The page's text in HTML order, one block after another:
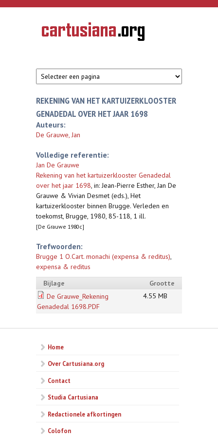
Overslaan en naar de inhoud gaan
CARTUSIANA
Geschiedenis
van de
REKENING VAN HET KARTUIZERKLOOSTER
GENADEDAL OVER HET JAAR 1698
Auteurs:
De Grauwe, Jan
Volledige referentie:
Jan De Grauwe
Rekening van het kartuizerklooster Genadedal
over het jaar 1698, in: Jean-Pierre Esther, Jan De
Grauwe & Vivian Desmet (eds.), Het
kartuizerklooster binnen Brugge. Verleden en
toekomst, Brugge, 1980, 85-118, 1 ill.
[De Grauwe 1980c]
Trefwoorden:
Brugge 1 O.Cart. monachi (expensa & reditus),
expensa & reditus
Bijlage
Grootte
De Grauwe_Rekening
Genadedal 1698.PDF
4.55 MB
Home
Over Cartusiana.org
Contact
Studia Cartusiana
Redactionele afkortingen
Colofon